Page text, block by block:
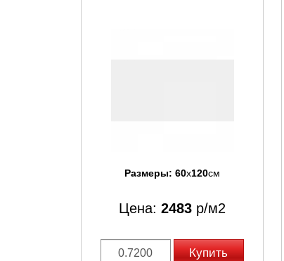
Размеры: 60x120см
Цена: 2483р/м2
Купить